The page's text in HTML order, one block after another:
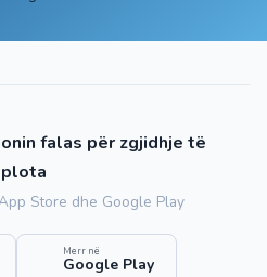
falas për zgjidhje të
plota
Store dhe Google Play
Merr në
Google Play